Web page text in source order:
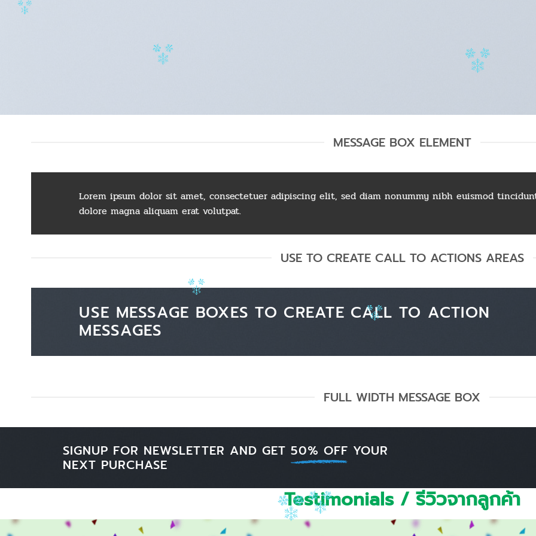
MESSAGE BOX ELEMENT
Lorem ipsum dolor sit amet, consectetuer adipiscing elit, sed diam nonummy nibh euismod
dolore magna aliquam erat volutpat.
USE TO CREATE CALL TO ACTIONS AREAS
USE MESSAGE BOXES TO CREATE CALL TO ACTION
MESSAGES
FULL WIDTH MESSAGE BOX
SIGNUP FOR NEWSLETTER AND GET 50% OFF YOUR
NEXT PURCHASE
Testimonials / รีวิวจากลูกค้า